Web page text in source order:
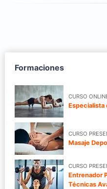
Formaciones
CURSO
Especialista
CURSO
Masaje
CURSO
Entrenador
Técnicas